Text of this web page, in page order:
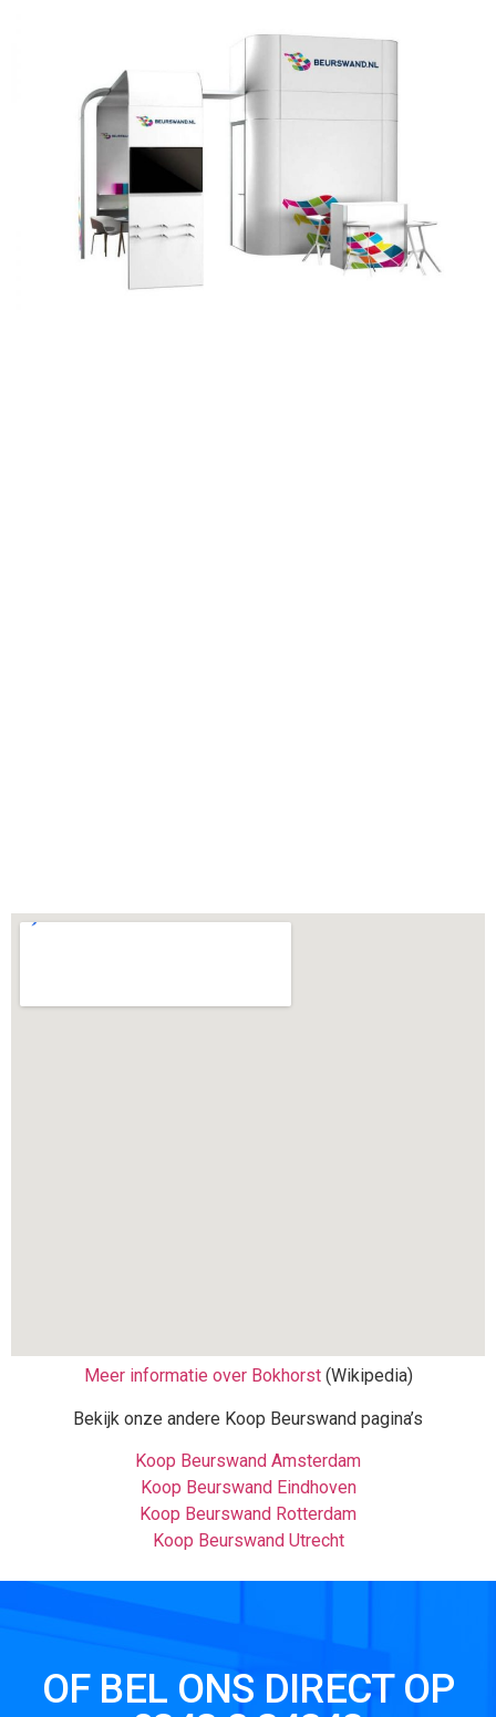
Meer informatie over Bokhorst(Wikipedia)
Bekijk onze andere Koop Beurswand pagina’s
Koop Beurswand Amsterdam
Koop Beurswand Eindhoven
Koop Beurswand Rotterdam
Koop Beurswand Utrecht
OF BEL ONS DIRECT OP